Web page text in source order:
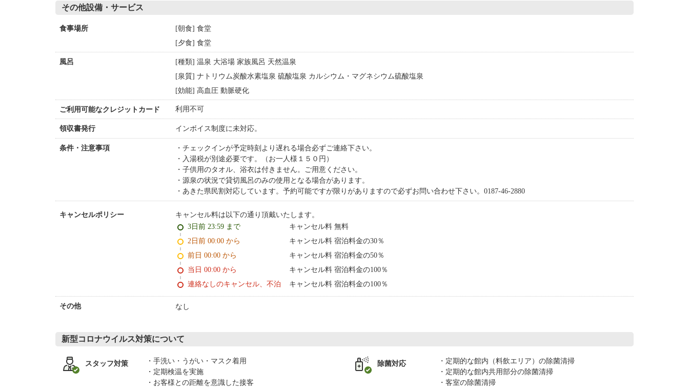
その他設備・サービス
食事場所
[朝食] 食堂
[夕食] 食堂
風呂
[種類] 温泉 大浴場 家族風呂 天然温泉
[泉質] ナトリウム炭酸水素塩泉 硫酸塩泉 カルシウム・マグネシウム硫酸塩泉
[効能] 高血圧 動脈硬化
ご利用可能なクレジットカード 利用不可
領収書発行 インボイス制度に未対応。
条件・注意事項
チェックインが予定時刻より遅れる場合必ずご連絡下さい。
入湯税が別途必要です。（お一人様１５０円）
子供用のタオル、浴衣は付きません。ご用意ください。
源泉の状況で貸切風呂のみの使用となる場合があります。
あきた県民割対応しています。予約可能ですが限りがありますので必ずお問い合わせ下さい。0187-46-2880
キャンセルポリシー キャンセル料は以下の通り頂戴いたします。
3日前 23:59 まで
キャンセル料 無料
2日前 00:00 から
キャンセル料 宿泊料金の30％
前日 00:00 から
キャンセル料 宿泊料金の50％
当日 00:00 から
キャンセル料 宿泊料金の100％
連絡なしのキャンセル、不泊
キャンセル料 宿泊料金の100％
その他 なし
新型コロナウイルス対策について
スタッフ対策
手洗い・うがい・マスク着用
定期検温を実施
お客様との距離を意識した接客
除菌対応
定期的な館内（料飲エリア）の除菌清掃
定期的な館内共用部分の除菌清掃
客室の除菌清掃